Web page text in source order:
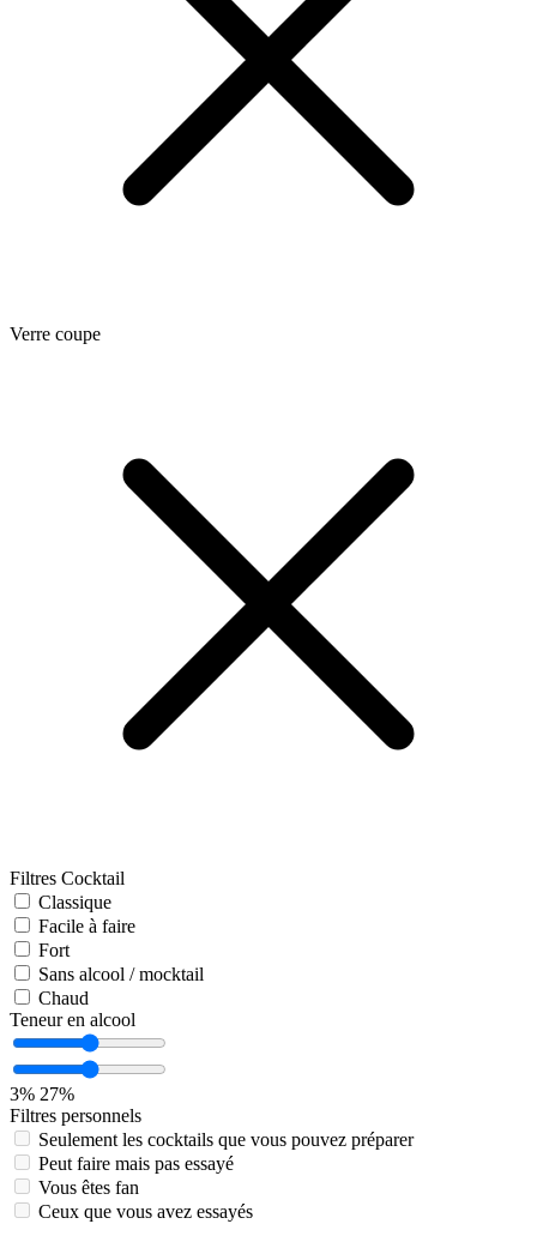
Verre coupe
Filtres Cocktail
Classique
Facile à faire
Fort
Sans alcool / mocktail
Chaud
Teneur en alcool
3% 27%
Filtres personnels
Seulement les cocktails que vous pouvez préparer
Peut faire mais pas essayé
Vous êtes fan
Ceux que vous avez essayés